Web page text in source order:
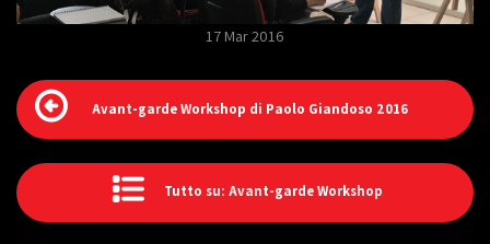
17 Mar 2016
Avant-garde Workshop di Paolo Giandoso 2016
Tutto su: Avant-garde Workshop